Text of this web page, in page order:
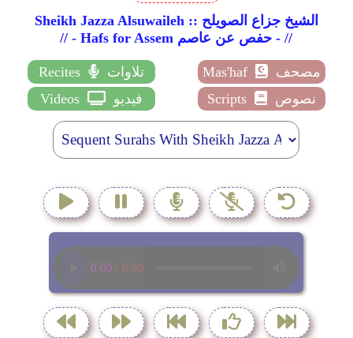
Sheikh Jazza Alsuwaileh :: الشيخ جزاع الصويلح
// - Hafs for Assem حفص عن عاصم - //
Recites تلاوات Mas'haf
مصحف
Videos
فيديو Scripts نصوص